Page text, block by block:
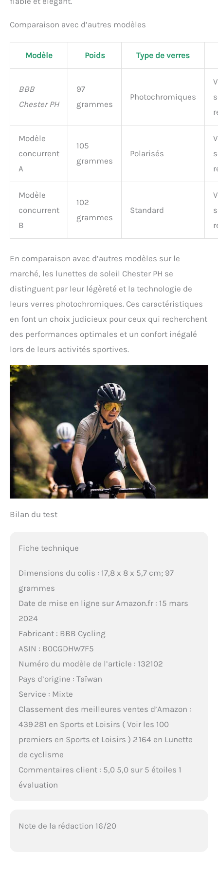
Comparaison avec d’autres modèles
Modèle Poids Type de verres
BBB
Chester PH
97
grammes
Photochromiques
Modèle
concurrent
A
105
grammes
Polarisés
Modèle
concurrent
B
102
grammes
Standard
En comparaison avec d’autres modèles sur le
marché, les lunettes de soleil Chester PH se
distinguent par leur légèreté et la technologie de
leurs verres photochromiques. Ces caractéristiques
en font un choix judicieux pour ceux qui recherchent
des performances optimales et un confort inégalé
lors de leurs activités sportives.
Bilan du test
Fiche technique
Dimensions du colis : 17,8 x 8 x 5,7 cm; 97
grammes
Date de mise en ligne sur Amazon.fr : 15 mars
2024
Fabricant : BBB Cycling
ASIN : B0CGDHW7F5
Numéro du modèle de l’article : 132102
Pays d’origine : Taïwan
Service : Mixte
Classement des meilleures ventes d’Amazon :
439 281 en Sports et Loisirs ( Voir les 100
premiers en Sports et Loisirs ) 2 164 en Lunette
de cyclisme
Commentaires client : 5,0 5,0 sur 5 étoiles 1
évaluation
Note de la rédaction 16/20